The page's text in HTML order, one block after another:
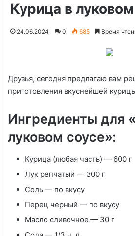
Курица в
24.06.2024 0 685 Время
Друзья, сегодня предлагаю вам
приготовления вкуснейшей
Ингредиенты для
луковом соусе»:
Курица (любая часть) — 600 г
Лук репчатый — 300 г
Соль — по вкусу
Перец черный — по вкусу
Масло сливочное — 30 г